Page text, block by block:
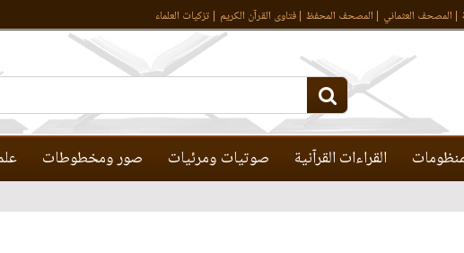
المصحف العثماني المصحف المحفظ فتاوى القرآن الكريم تزكيات العلماء
القراءات القرآنية صوتيات ومرئيات صور ومخطوطات